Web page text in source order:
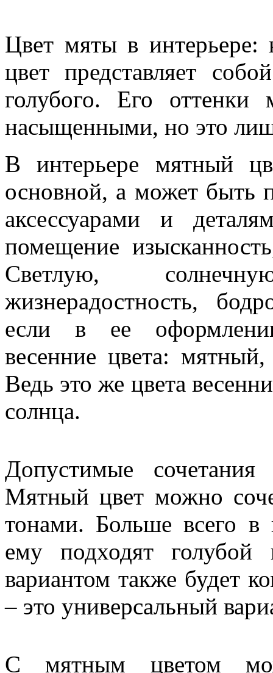
Цвет мяты в интерьере:
цвет представляет
голубого. Его
насыщенными, но это
В интерьере мятный
основной, а может быть
аксессуарами и
помещение
Светлую,
жизнерадостность,
если в ее
весенние цвета:
Ведь это же цвета
солнца.
Допустимые
Мятный цвет можно
тонами. Больше всего в
ему подходят
вариантом также будет
– это универсальный
С мятным цветом